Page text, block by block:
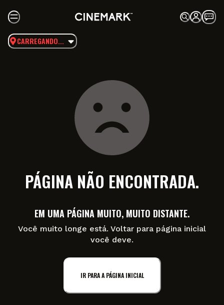
CARREGANDO...
PÁGINA NÃO ENCONTRADA.
EM UMA PÁGINA MUITO, MUITO DISTANTE.
Você muito longe está. Voltar para página inicial
você deve.
IR PARA A PÁGINA INICIAL